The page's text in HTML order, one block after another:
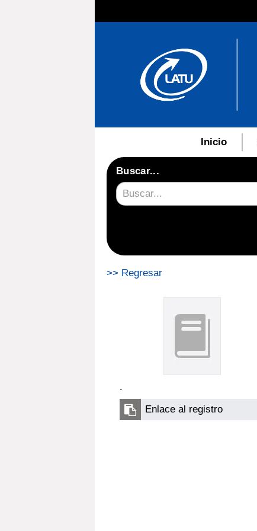
Inicio
Buscar...
>> Regresar
.
Enlace al registro